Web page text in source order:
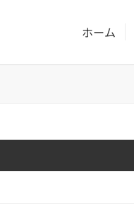
ホーム